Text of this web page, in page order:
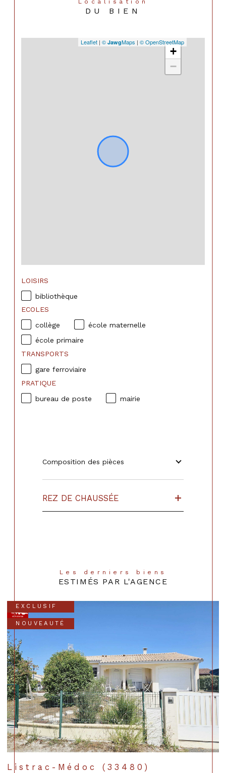
DU BIEN
+
−
Leaflet | © JawgMaps | © OpenStreetMap
LOISIRS
bibliothèque
ECOLES
collège
école maternelle
école primaire
TRANSPORTS
gare ferroviaire
PRATIQUE
bureau de poste
mairie
Composition des pièces
REZ DE CHAUSSÉE
Les derniers biens
ESTIMÉS PAR L'AGENCE
EXCLUSIF
NOUVEAUTÉ
Listrac-Médoc (33480)